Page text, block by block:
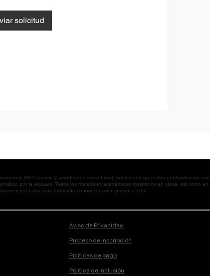
solicitud
MST (únicos y acreditados como tales) son los que aparecen publicados en
por la escuela. Todos los materiales académicos mostrados en clase, así como
y por tanto está prohibida su reproducción parcial o total.
Aviso de Privacidad
Proceso de inscripción
Políticas de pago
Política de Inclusión